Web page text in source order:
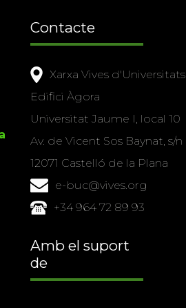
Contacte
Xarxa Vives d'Universitats
Edifici Àgora
Universitat Jaume I, local 10
Av. de Vicent Sos Baynat, s/n
12071 Castelló de la Plana
e-buc@vives.org
+34 964 72 89 93
Amb el suport
de